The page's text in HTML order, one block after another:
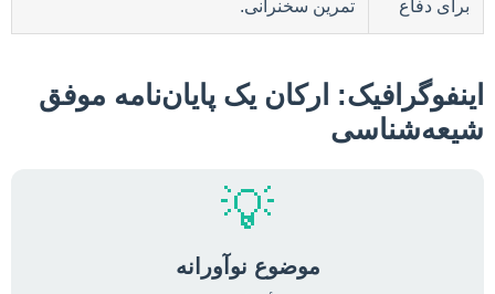
برای دفاع تمرین سخنرانی.
اینفوگرافیک: ارکان یک پایان‌نامه موفق
شیعه‌شناسی
💡
موضوع نوآورانه